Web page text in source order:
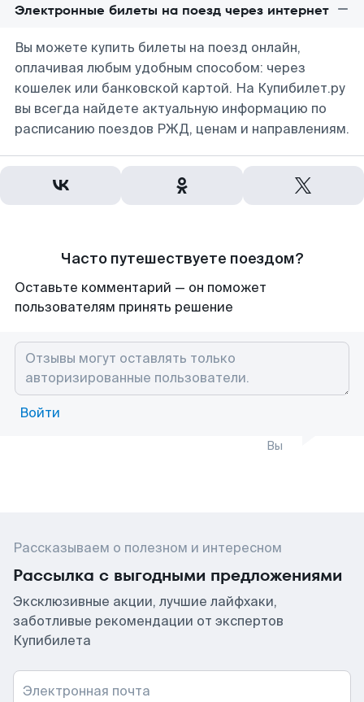
Электронные билеты на поезд через интернет
Вы можете купить билеты на поезд онлайн,
оплачивая любым удобным способом: через
кошелек или банковской картой. На Купибилет.ру
вы всегда найдете актуальную информацию по
расписанию поездов РЖД, ценам и направлениям.
Часто путешествуете поездом?
Оставьте комментарий — он поможет
пользователям принять решение
Войти
Вы
Рассказываем о полезном и интересном
Рассылка с выгодными предложениями
Эксклюзивные акции, лучшие лайфхаки,
заботливые рекомендации от экспертов
Купибилета
Электронная почта